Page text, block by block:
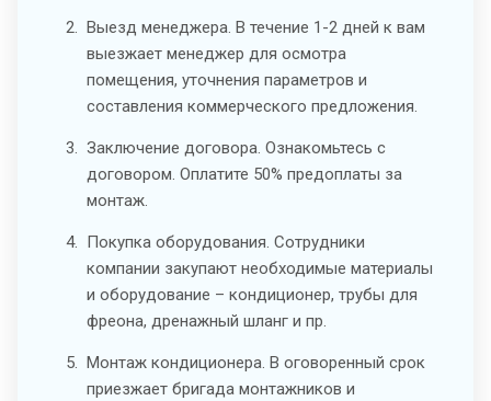
Выезд менеджера. В течение 1-2 дней к вам
выезжает менеджер для осмотра
помещения, уточнения параметров и
составления коммерческого предложения.
Заключение договора. Ознакомьтесь с
договором. Оплатите 50% предоплаты за
монтаж.
Покупка оборудования. Сотрудники
компании закупают необходимые материалы
и оборудование – кондиционер, трубы для
фреона, дренажный шланг и пр.
Монтаж кондиционера. В оговоренный срок
приезжает бригада монтажников и